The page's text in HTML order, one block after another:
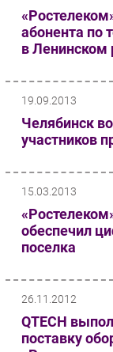
абонента по
в Ленинском
19.09.2013
Челябинск
участников
15.03.2013
обеспечил
поселка
26.11.2012
QTECH
поставку